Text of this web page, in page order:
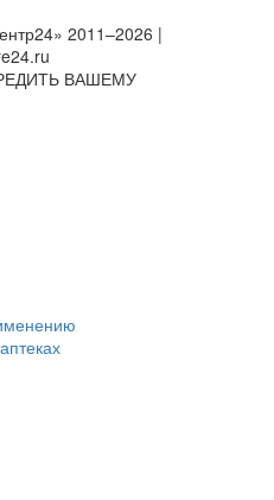
2011–2026 |
ВАШЕМУ